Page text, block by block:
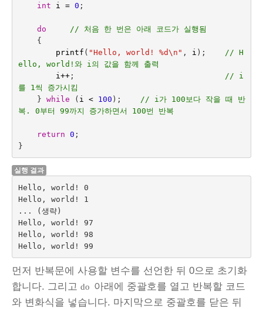
int
i = 0 ;
do
// 처음 한 번은 아래 코드가 실행됨
{
printf ( "Hello, world! %d\n " , i );
// H
ello, world!와 i의 값을 함께 출력
i ++;
// i
를 1씩 증가시킴
} while ( i < 100 );
// i가 100보다 작을 때 반
복. 0부터 99까지 증가하면서 100번 반복
return 0 ;
}
실행 결과
Hello, world! 0
Hello, world! 1
... (생략)
Hello, world! 97
Hello, world! 98
먼저 반복문에 사용할 변수를 선언한 뒤 0으로 초기화
합니다. 그리고 do 아래에 중괄호를 열고 반복할 코드
와 변화식을 넣습니다. 마지막으로 중괄호를 닫은 뒤